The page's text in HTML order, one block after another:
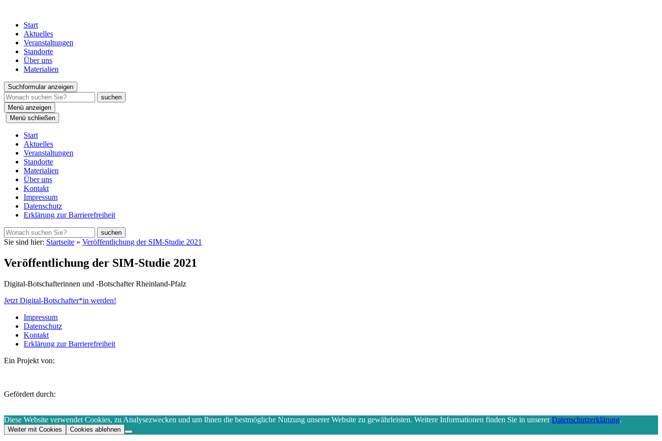
Start
Aktuelles
Veranstaltungen
Standorte
Über uns
Materialien
Suchformular anzeigen
Menü anzeigen
Menü schließen
Start
Aktuelles
Veranstaltungen
Standorte
Materialien
Über uns
Kontakt
Impressum
Datenschutz
Erklärung zur Barrierefreiheit
Sie sind hier: Startseite » Veröffentlichung der SIM-Studie 2021
Veröffentlichung der SIM-Studie 2021
Digital-Botschafterinnen und -Botschafter Rheinland-Pfalz
Jetzt Digital-Botschafter*in werden!
Impressum
Datenschutz
Kontakt
Erklärung zur Barrierefreiheit
Ein Projekt von:
Gefördert durch:
Diese Website verwendet Cookies, zu Analysezwecken und um Ihnen die bestmögliche Nutzung unserer Website zu gewährleisten. Weitere Informationen finden Sie in unsererDatenschutzerklärung.
Weiter mit Cookies Cookies ablehnen